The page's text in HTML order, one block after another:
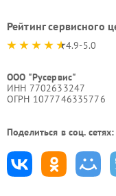
Рейтинг сервисного
4.9-5.0
ООО "Русервис"
ИНН 7702633247
ОГРН 1077746335776
Поделиться в соц. сетях: